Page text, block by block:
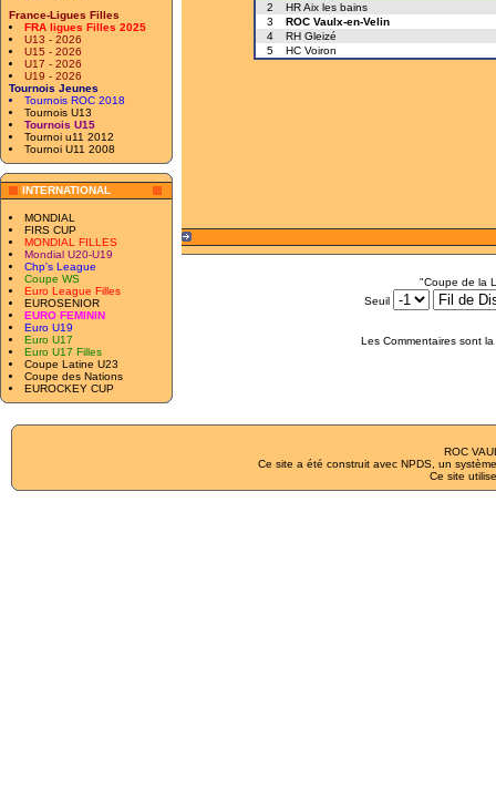
France-Ligues Filles
FRA ligues Filles 2025
U13 - 2026
U15 - 2026
U17 - 2026
U19 - 2026
Tournois Jeunes
Tournois ROC 2018
Tournois U13
Tournois U15
Tournoi u11 2012
Tournoi U11 2008
INTERNATIONAL
MONDIAL
FIRS CUP
MONDIAL FILLES
Mondial U20-U19
Chp's League
Coupe WS
Euro League Filles
EUROSENIOR
EURO FEMININ
Euro U19
Euro U17
Euro U17 Filles
Coupe Latine U23
Coupe des Nations
EUROCKEY CUP
2
HR Aix les bains
3
ROC Vaulx-en-Velin
4
RH Gleizé
5
HC Voiron
"Coupe de la
Seuil
Les Commentaires sont
ROC
Ce site a été construit avec NPDS , un
Ce site